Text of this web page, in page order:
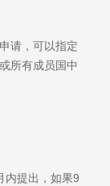
请，可以指定
所有成员国中
内提出，如果9